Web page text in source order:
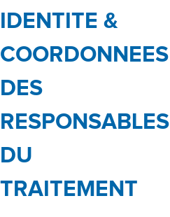
IDENTITE &
COORDONNEES
DES
RESPONSABLES
DU
TRAITEMENT